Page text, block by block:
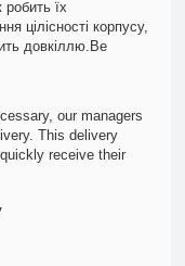
їх
цілісності корпусу,
довкіллю.Ве
our managers
This delivery
receive their